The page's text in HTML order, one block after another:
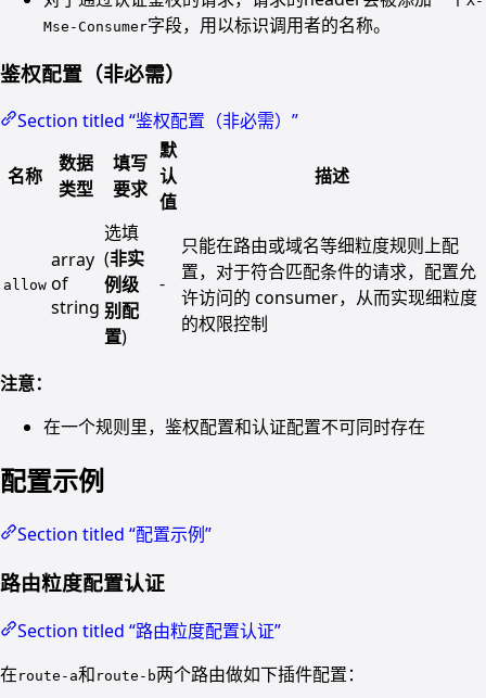
Mse-Consumer字段，用以标识调用者的名称。
鉴权配置（非必需）
Section titled “鉴权配置（非必需）”
名称
数据
类型
填写
要求
默
认
值
描述
allow
array
of
string
选填
(非实
例级
别配
置)
-
只能在路由或域名等细粒度规则上配
置，对于符合匹配条件的请求，配置允
许访问的 consumer，从而实现细粒度
的权限控制
注意：
在一个规则里，鉴权配置和认证配置不可同时存在
配置示例
Section titled “配置示例”
路由粒度配置认证
Section titled “路由粒度配置认证”
在 route-a和 route-b两个路由做如下插件配置：